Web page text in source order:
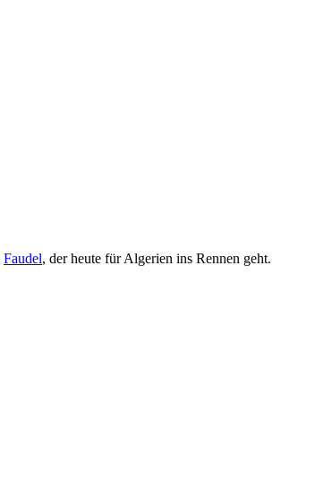
Faudel, der heute für Algerien ins Rennen geht.